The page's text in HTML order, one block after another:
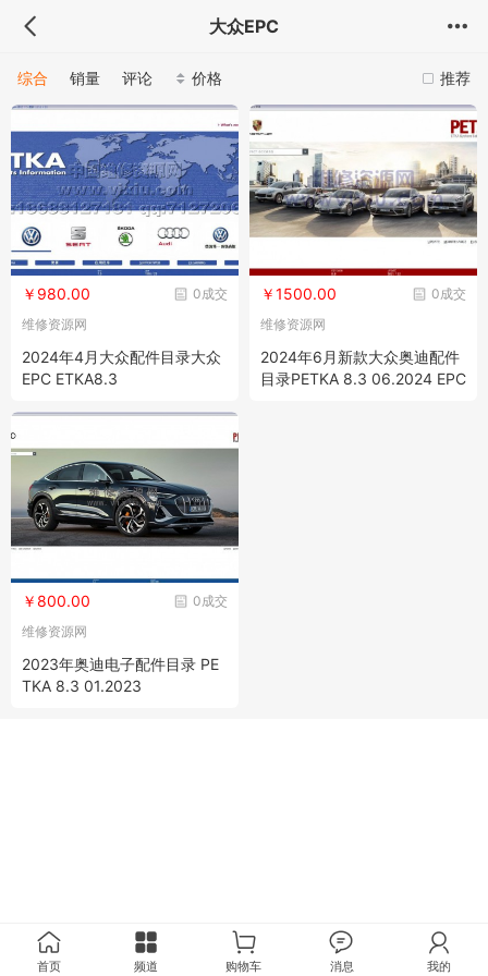
大众EPC
推荐
综合 销量 评论 价格
0成交
￥980.00
维修资源网
2024年4月大众配件目录大众
EPC ETKA8.3
0成交
￥1500.00
维修资源网
2024年6月新款大众奥迪配件
目录PETKA 8.3 06.2024 EPC
0成交
￥800.00
维修资源网
2023年奥迪电子配件目录 PE
TKA 8.3 01.2023
首页 频道 购物车 消息 我的